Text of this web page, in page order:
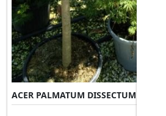
ACER PALMATUM DISSECTUM VIRIDIS